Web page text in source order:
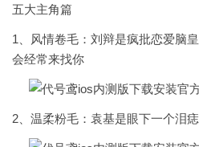
五大主角篇
1、风情卷毛：刘辩是疯批恋爱脑
会经常来找你
2、温柔粉毛：袁基是眼下一个泪